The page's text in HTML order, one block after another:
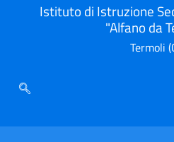
Istituto di Istruzione
"Alfano da
Termoli